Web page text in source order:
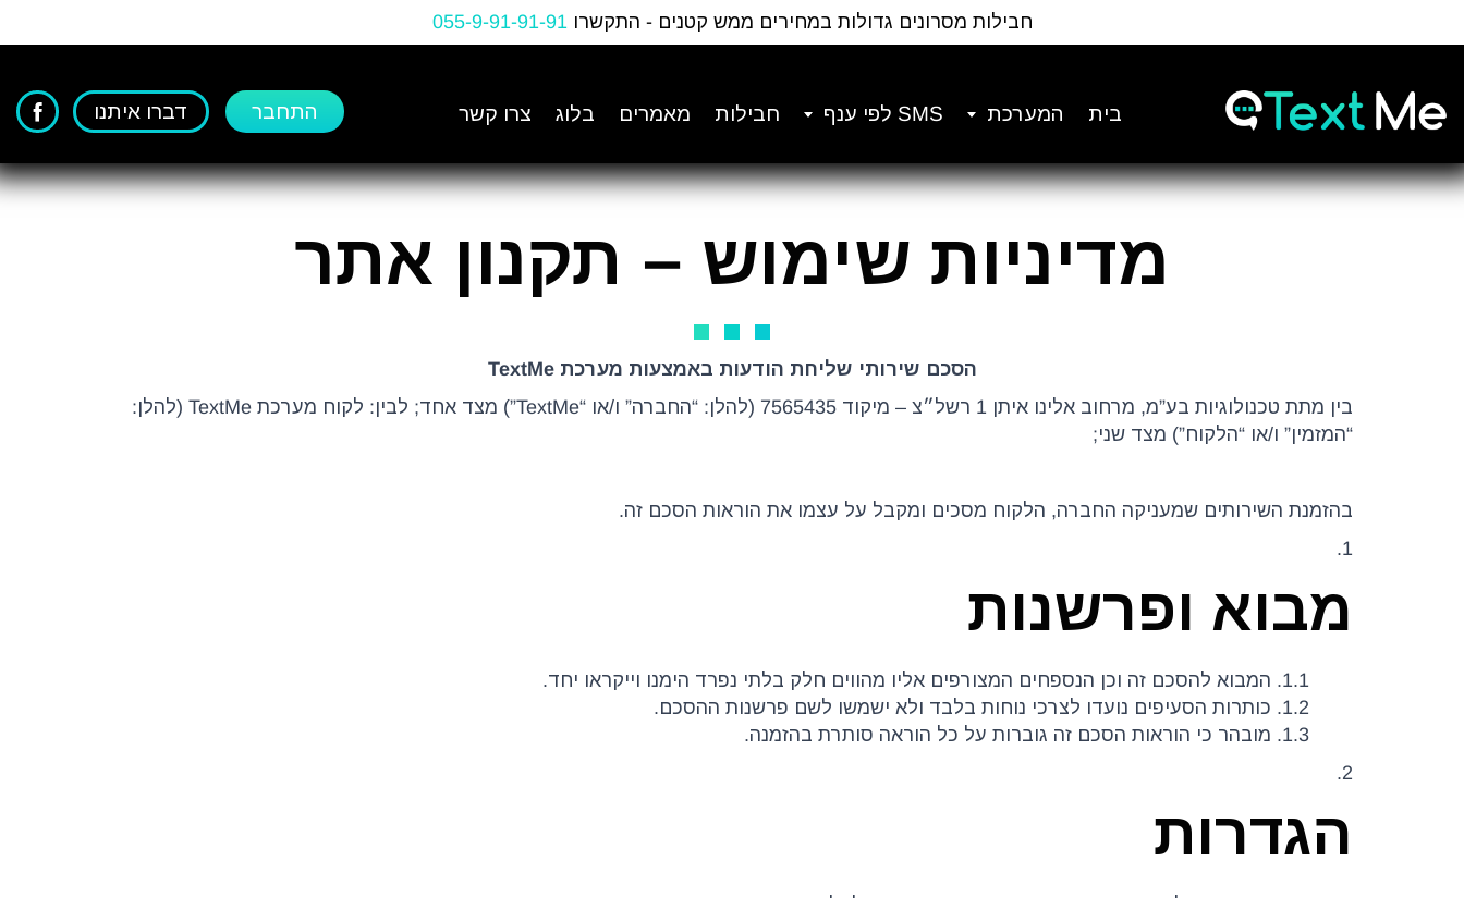
to
חבילות מסרונים גדולות במחירים ממש קטנים - התקשרו055-9-91-91-91
בית המערכת SMS לפי ענף חבילות מאמרים בלוג צרו קשר התחבר דברו איתנו
מדיניות שימוש – תקנון אתר
הסכם שירותי שליחת הודעות באמצעות מערכת TextMe
בין מתת טכנולוגיות בע”מ, מרחוב אלינו איתן 1 רשל״צ – מיקוד 7565435 (להלן: “החברה” ו/או “TextMe”) מצד אחד; לבין: לקוח מערכת TextMe (להלן:
“המזמין” ו/או “הלקוח”) מצד שני;
בהזמנת השירותים שמעניקה החברה, הלקוח מסכים ומקבל על עצמו את הוראות הסכם זה.
1.
מבוא ופרשנות
1.1. המבוא להסכם זה וכן הנספחים המצורפים אליו מהווים חלק בלתי נפרד הימנו וייקראו יחד.
1.2. כותרות הסעיפים נועדו לצרכי נוחות בלבד ולא ישמשו לשם פרשנות ההסכם.
1.3. מובהר כי הוראות הסכם זה גוברות על כל הוראה סותרת בהזמנה.
2.
הגדרות